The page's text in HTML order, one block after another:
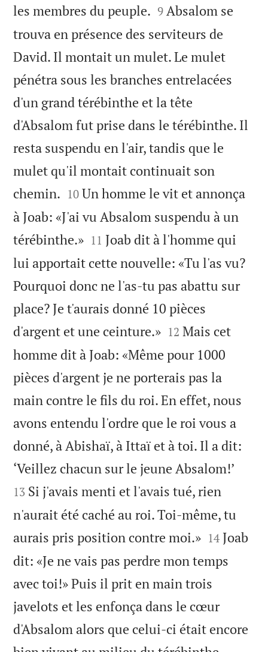
les membres du peuple. 

9 Absalom se
trouva en présence des serviteurs de
David. Il montait un mulet. Le mulet
pénétra sous les branches entrelacées
d'un grand térébinthe et la tête
d'Absalom fut prise dans le térébinthe. Il
resta suspendu en l'air, tandis que le
mulet qu'il montait continuait son
chemin. 

10 Un homme le vit et annonça
à Joab: «J'ai vu Absalom suspendu à un
térébinthe.»
11 Joab dit à l'homme qui
lui apportait cette nouvelle: «Tu l'as vu?
Pourquoi donc ne l'as-tu pas abattu sur
place? Je t'aurais donné 10 pièces
d'argent et une ceinture.»
12 Mais cet
homme dit à Joab: «Même pour 1000
pièces d'argent je ne porterais pas la
main contre le fils du roi. En effet, nous
avons entendu l'ordre que le roi vous a
donné, à Abishaï, à Ittaï et à toi. Il a dit:
‘Veillez chacun sur le jeune Absalom!’
13 Si j'avais menti et l'avais tué, rien
n'aurait été caché au roi. Toi-même, tu
aurais pris position contre moi.»
14 Joab
dit: «Je ne vais pas perdre mon temps
avec toi!» Puis il prit en main trois
javelots et les enfonça dans le cœur
d'Absalom alors que celui-ci était encore